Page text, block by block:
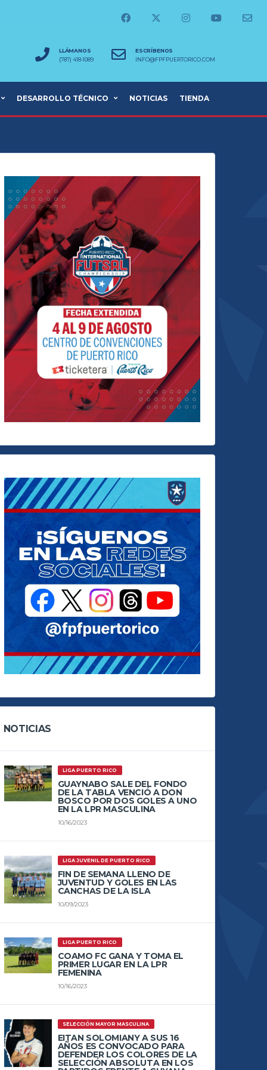
LLÁMANOS
(787) 418-1089
ESCRÍBENOS
INFO@FPFPUERTORICO.COM
DESARROLLO TÉCNICO NOTICIAS TIENDA
NOTICIAS
LIGA PUERTO RICO
GUAYNABO SALE DEL FONDO
DE LA TABLA VENCIÓ A DON
BOSCO POR DOS GOLES A UNO
EN LA LPR MASCULINA
10/16/2023
LIGA JUVENIL DE PUERTO RICO
FIN DE SEMANA LLENO DE
JUVENTUD Y GOLES EN LAS
CANCHAS DE LA ISLA
10/09/2023
LIGA PUERTO RICO
COAMO FC GANA Y TOMA EL
PRIMER LUGAR EN LA LPR
FEMENINA
10/16/2023
SELECCIÓN MAYOR MASCULINA
EITAN SOLOMIANY A SUS 16
AÑOS ES CONVOCADO PARA
DEFENDER LOS COLORES DE LA
SELECCIÓN ABSOLUTA EN LOS